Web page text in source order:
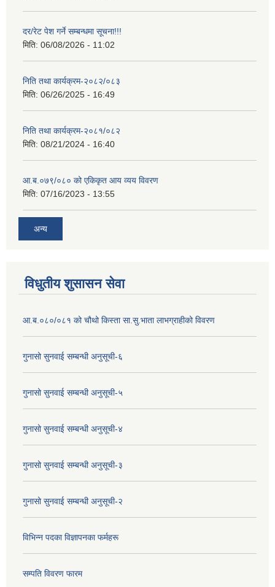
दर/रेट पेश गर्ने सम्बन्धमा सूचना!!!
मिति: 06/08/2026 - 11:02
निति तथा कार्यक्रम-२०८२/०८३
मिति: 06/26/2025 - 16:49
निति तथा कार्यक्रम-२०८१/०८२
मिति: 08/21/2024 - 16:40
आ.ब.०७९/०८० को एकिकृत आय व्यय विवरण
मिति: 07/16/2023 - 13:55
अन्य
विधुतीय शुसासन सेवा
आ.ब.०८०/०८१ को चौथो किस्ता सा.सु.भाता लाभग्राहीको विवरण
गुनासो सुनवाई सम्बन्धी अनुसूची-६
गुनासो सुनवाई सम्बन्धी अनुसूची-५
गुनासो सुनवाई सम्बन्धी अनुसूची-४
गुनासो सुनवाई सम्बन्धी अनुसूची-३
गुनासो सुनवाई सम्बन्धी अनुसूची-२
विभिन्न पदका विज्ञापनका फर्महरू
सम्पति विवरण फारम